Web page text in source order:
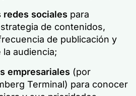
redes sociales para
de contenidos,
de publicación y
audiencia;
empresariales (por
Terminal) para conocer